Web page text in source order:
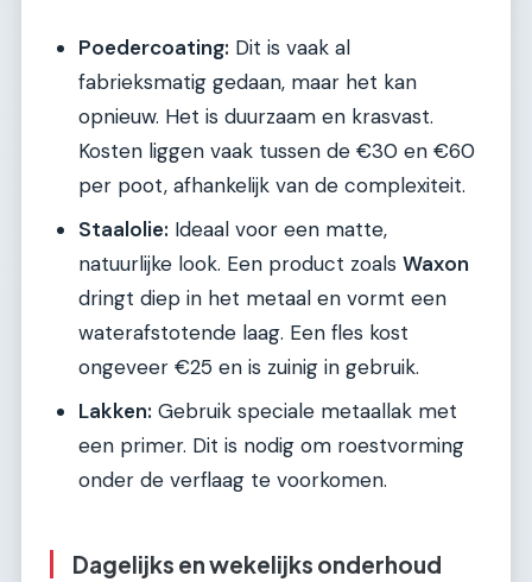
Poedercoating: Dit is vaak al
fabrieksmatig gedaan, maar het kan
opnieuw. Het is duurzaam en krasvast.
Kosten liggen vaak tussen de €30 en €60
per poot, afhankelijk van de complexiteit.
Staalolie: Ideaal voor een matte,
natuurlijke look. Een product zoals Waxon
dringt diep in het metaal en vormt een
waterafstotende laag. Een fles kost
ongeveer €25 en is zuinig in gebruik.
Lakken: Gebruik speciale metaallak met
een primer. Dit is nodig om roestvorming
onder de verflaag te voorkomen.
Dagelijks en wekelijks onderhoud